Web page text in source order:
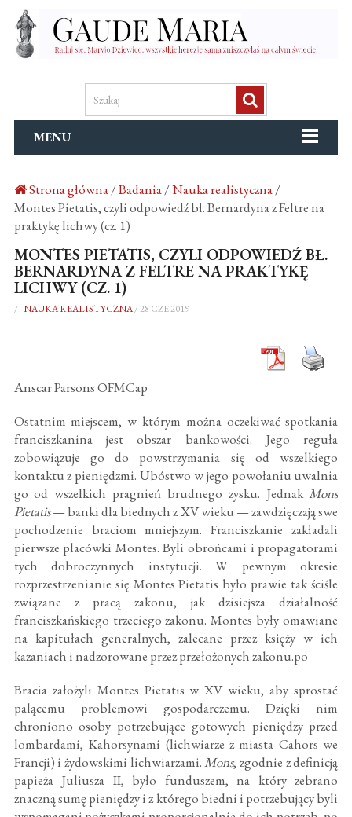
MENU
Strona główna/Badania/Nauka realistyczna/
Montes Pietatis, czyli odpowiedź bł. Bernardyna z Feltre na
praktykę lichwy (cz. 1)
MONTES PIETATIS, CZYLI ODPOWIEDŹ BŁ.
BERNARDYNA Z FELTRE NA PRAKTYKĘ
LICHWY (CZ. 1)
/ NAUKA REALISTYCZNA/ 28 CZE 2019
Anscar Parsons OFMCap
Ostatnim miejscem, w którym można oczekiwać spotkania
franciszkanina jest obszar bankowości. Jego reguła
zobowiązuje go do powstrzymania się od wszelkiego
kontaktu z pieniędzmi. Ubóstwo w jego powołaniu uwalnia
go od wszelkich pragnień brudnego zysku. JednakMons
Pietatis— banki dla biednych z XV wieku — zawdzięczają swe
pochodzenie braciom mniejszym. Franciszkanie zakładali
pierwsze placówki Montes. Byli obrońcami i propagatorami
tych dobroczynnych instytucji. W pewnym okresie
rozprzestrzenianie się Montes Pietatis było prawie tak ściśle
związane z pracą zakonu, jak dzisiejsza działalność
franciszkańskiego trzeciego zakonu. Montes były omawiane
na kapitułach generalnych, zalecane przez księży w ich
kazaniach i nadzorowane przez przełożonych zakonu.po
Bracia założyli Montes Pietatis w XV wieku, aby sprostać
palącemu problemowi gospodarczemu. Dzięki nim
chroniono osoby potrzebujące gotowych pieniędzy przed
lombardami, Kahorsynami (lichwiarze z miasta Cahors we
Francji) i żydowskimi lichwiarzami.Mons, zgodnie z definicją
papieża Juliusza II, było funduszem, na który zebrano
znaczną sumę pieniędzy i z którego biedni i potrzebujący byli